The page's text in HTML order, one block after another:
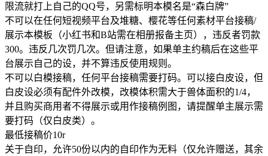
限流就打上自己的QQ号，另需标明本模名是“森白牌”
不可以在任何短视频平台及堆糖、樱花等任何素材平台接稿/
展示本模板（小红书和B站需在相册报备主页），违反者罚款
300。违反几次罚几次。但请注意，如果单主约稿后在这些平
台展示自己的设，并不算违反使用规则。
不可以白模接稿，任何平台接稿需要打码。可以接白皮设，但
白皮设必须有配件外改模，改模体积需大于兽体面积的1/4，
并且购买商用者不得展示或用作接稿例图，请提醒单主展示需
要打码（仅白皮类）。
最低接稿价10r
关于自印，允许50份以内的自印作为无料（仅允许赠送，其余